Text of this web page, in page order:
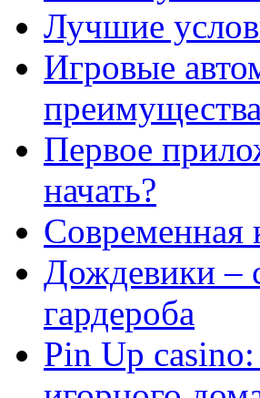
Лучшие
Игровые
преимущества
Первое
начать?
Современная
Дождевики –
гардероба
Pin Up